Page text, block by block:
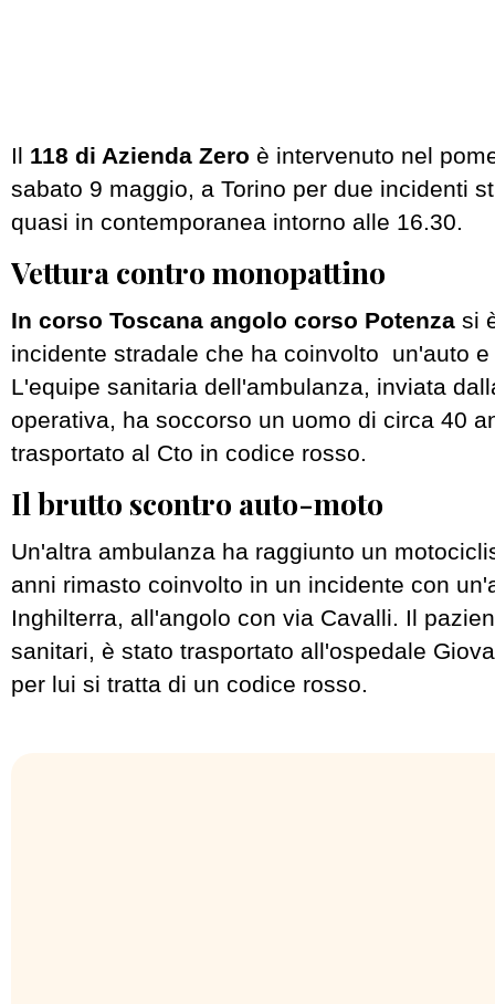
Il 118 di Azienda Zero è intervenuto nel
sabato 9 maggio, a Torino per due incidenti
quasi in contemporanea intorno alle 16.30.
Vettura contro monopattino
In corso Toscana angolo corso Potenza si
incidente stradale che ha coinvolto un'auto
L'equipe sanitaria dell'ambulanza, inviata
operativa, ha soccorso un uomo di circa 40
trasportato al Cto in codice rosso.
Il brutto scontro auto-moto
Un'altra ambulanza ha raggiunto un
anni rimasto coinvolto in un incidente con
Inghilterra, all'angolo con via Cavalli. Il
sanitari, è stato trasportato all'ospedale
per lui si tratta di un codice rosso.